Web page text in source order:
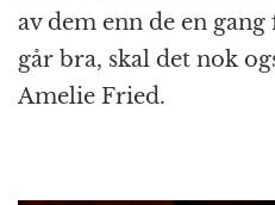
av dem enn de en
går bra, skal det nok
Amelie Fried.